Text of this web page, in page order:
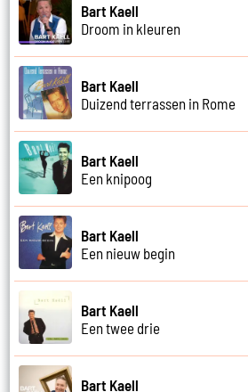
Bart Kaell
Droom in kleuren
Bart Kaell
Duizend terrassen in Rome
Bart Kaell
Een knipoog
Bart Kaell
Een nieuw begin
Bart Kaell
Een twee drie
Bart Kaell